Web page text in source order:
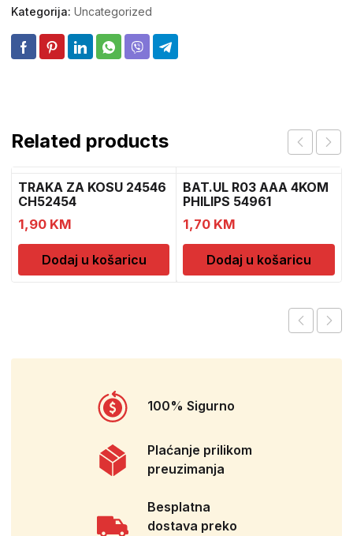
Kategorija: Uncategorized
Related products
TRAKA ZA KOSU 24546
CH52454
1,90 KM
Dodaj u košaricu
BAT.UL R03 AAA 4KOM
PHILIPS 54961
1,70 KM
Dodaj u košaricu
100% Sigurno
Plaćanje prilikom
preuzimanja
Besplatna
dostava preko